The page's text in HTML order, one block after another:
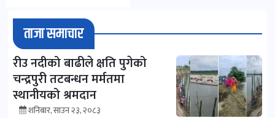
ताजा समाचार
रीउ नदीको बाढीले क्षति पुगेको
चन्द्रपुरी तटबन्धन मर्मतमा
स्थानीयको श्रमदान
शनिबार, साउन २३, २०८३